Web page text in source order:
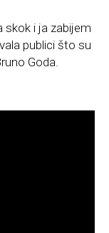
skok i ja zabijem
publici što su
Goda.